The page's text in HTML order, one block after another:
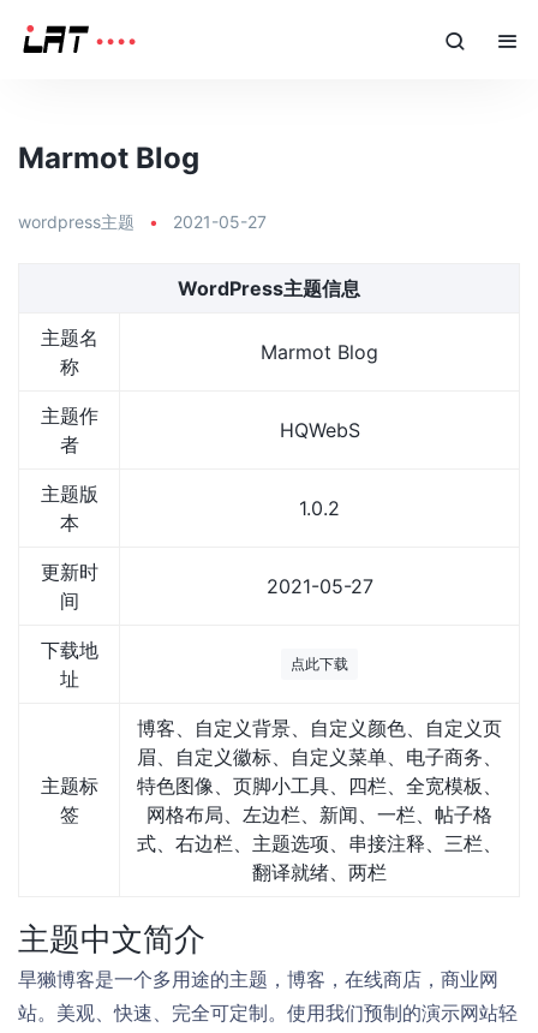
Marmot Blog
wordpress主题 • 2021-05-27
WordPress主题信息
主题名
称
Marmot Blog
主题作
者
HQWebS
主题版
本
1.0.2
更新时
间
2021-05-27
下载地
址
点此下载
主题标
签
博客、自定义背景、自定义颜色、自定义页
眉、自定义徽标、自定义菜单、电子商务、
特色图像、页脚小工具、四栏、全宽模板、
网格布局、左边栏、新闻、一栏、帖子格
式、右边栏、主题选项、串接注释、三栏、
翻译就绪、两栏
主题中文简介
旱獭博客是一个多用途的主题，博客，在线商店，商业网
站。美观、快速、完全可定制。使用我们预制的演示网站轻